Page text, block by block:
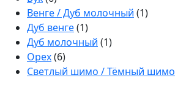
Венге / Дуб молочный (1)
Дуб венге(1)
Дуб молочный (1)
Орех(6)
Светлый шимо / Тёмный шимо